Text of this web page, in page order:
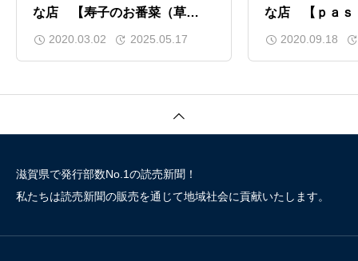
な店 【寿子のお番菜（草
津）】
2020.03.02 2025.05.17
な店 【ｐａｓ
ｔｓ ｂｕｒｒ
2020.09.18
滋賀県で発行部数No.1の読売新聞！
私たちは読売新聞の販売を通じて地域社会に貢献いたします。